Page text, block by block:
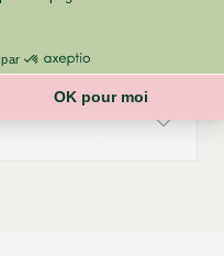
OK pour moi
: Personnalisez vos
livré à Le Blanc-